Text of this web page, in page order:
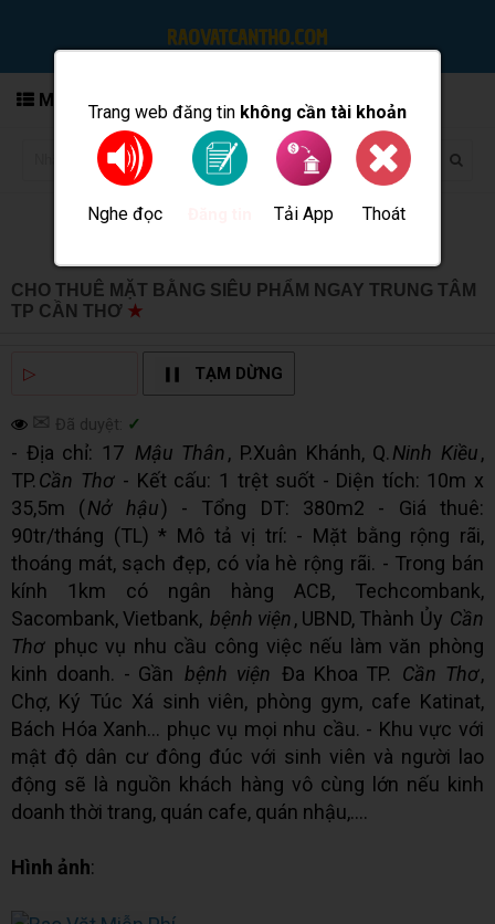
Trang web đăng tin không cần tài khoản
Nghe đọc Tải App Thoát
MENU
CHO THUÊ MẶT BẰNG SIÊU PHẨM NGAY TRUNG TÂM
TP CẦN THƠ ★
▷ TẠM DỪNG
✉ Đã duyệt: ✓
- Địa chỉ: 17 Mậu Thân, P.Xuân Khánh, Q. Ninh Kiều,
TP. Cần Thơ - Kết cấu: 1 trệt suốt - Diện tích: 10m x
35,5m (Nở hậu) - Tổng DT: 380m2 - Giá thuê:
90tr/tháng (TL) * Mô tả vị trí: - Mặt bằng rộng rãi,
thoáng mát, sạch đẹp, có vỉa hè rộng rãi. - Trong bán
kính 1km có ngân hàng ACB, Techcombank,
Sacombank, Vietbank, bệnh viện, UBND, Thành Ủy Cần
Thơ phục vụ nhu cầu công việc nếu làm văn phòng
kinh doanh. - Gần bệnh viện Đa Khoa TP. Cần Thơ,
Chợ, Ký Túc Xá sinh viên, phòng gym, cafe Katinat,
Bách Hóa Xanh… phục vụ mọi nhu cầu. - Khu vực với
mật độ dân cư đông đúc với sinh viên và người lao
động sẽ là nguồn khách hàng vô cùng lớn nếu kinh
doanh thời trang, quán cafe, quán nhậu,....
Hình ảnh: